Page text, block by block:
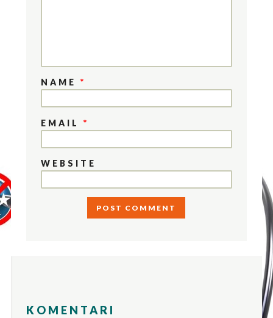
NAME*
EMAIL*
WEBSITE
KOMENTARI